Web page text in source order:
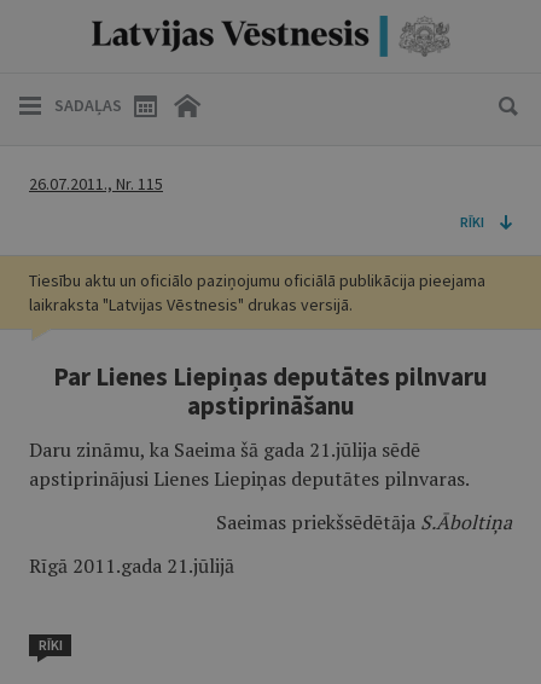
SADAĻAS
26.07.2011., Nr. 115
RĪKI
Tiesību aktu un oficiālo paziņojumu oficiālā publikācija pieejama
laikraksta "Latvijas Vēstnesis" drukas versijā.
Par Lienes Liepiņas deputātes pilnvaru
apstiprināšanu
Daru zināmu, ka Saeima šā gada 21.jūlija sēdē
apstiprinājusi Lienes Liepiņas deputātes pilnvaras.
Saeimas priekšsēdētāja S.Āboltiņa
Rīgā 2011.gada 21.jūlijā
RĪKI